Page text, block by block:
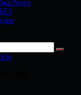
News